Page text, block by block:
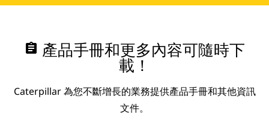
assignment 產品手冊和更多內容可隨時下
載！
Caterpillar 為您不斷增長的業務提供產品手冊和其他資訊
文件。